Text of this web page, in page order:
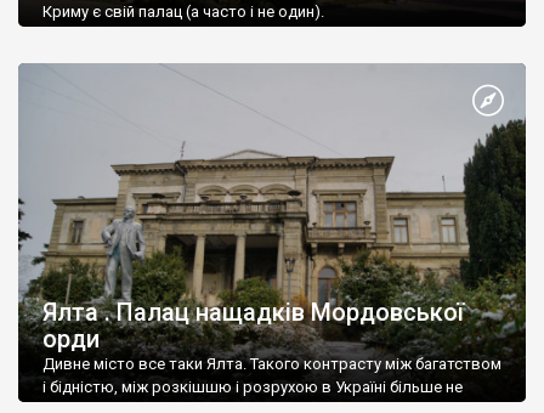
Криму є свій палац (а часто і не один).
Ялта . Палац нащадків Мордовської
орди
Дивне місто все таки Ялта. Такого контрасту між багатством
і бідністю, між розкішшю і розрухою в Україні більше не